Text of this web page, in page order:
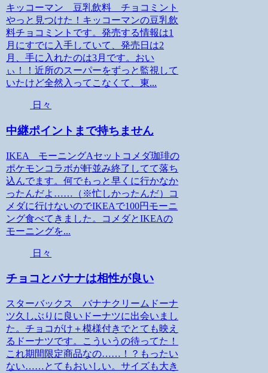
キッコーマン 豆乳飲料 チョコミント
やっと見つけた！キッコーマンの豆乳飲
料チョコミントです。発売する情報は1
月にすでに入手していて、発売日は2
月、手に入れたのは3月です。おい
ぃ！！近所のスーパーをずっと監視して
いたけど全然入ってこなくて、東...
日々
中継ポイントまで持ちません
IKEA モーニングAセットコメダ珈琲の
ポケモンコラボが軒並み終了してて落ち
込んでます。何でもっと早くに行かなか
ったんだよ……（※忙しかったんだ）コ
メダに行けないのでIKEAで100円モーニ
ング食べてきました。コメダとIKEAの
モーニングを...
日々
チョコとバナナは相性が良い
スターバックス バナナクリームドーナ
ツ久しぶりに良いドーナツに出会いまし
た。チョコがけ＋模様付きでとても映え
るドーナツです。こういうの待ってた！
これ期間限定商品なの……！？もったい
ない……とてもおいしい。サイズも大き